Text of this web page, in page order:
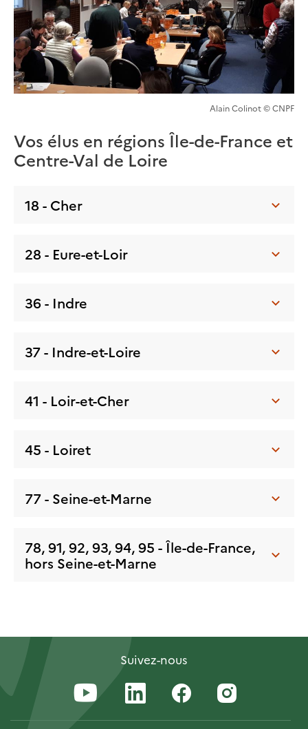
Alain Colinot © CNPF
Vos élus en régions Île-de-France et
Centre-Val de Loire
18 - Cher
28 - Eure-et-Loir
36 - Indre
37 - Indre-et-Loire
41 - Loir-et-Cher
45 - Loiret
77 - Seine-et-Marne
78, 91, 92, 93, 94, 95 - Île-de-France,
hors Seine-et-Marne
Suivez-nous